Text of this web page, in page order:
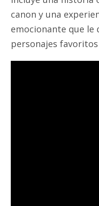
canon y una
emocionante que le
personajes